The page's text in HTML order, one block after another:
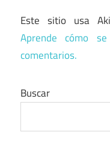
Este sitio usa
Aprende cómo
comentarios.
Buscar